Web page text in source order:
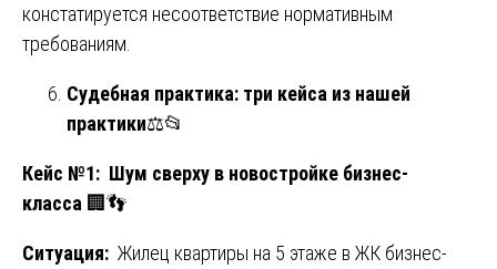
констатируется несоответствие нормативным
требованиям.
Судебная практика: три кейса из нашей
практики⚖️📂
Кейс №1: Шум сверху в новостройке бизнес-
класса 🏢👣
Ситуация: Жилец квартиры на 5 этаже в ЖК бизнес-